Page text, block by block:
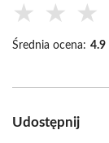
★ ★ ★
Średnia ocena: 4.9
Udostępnij